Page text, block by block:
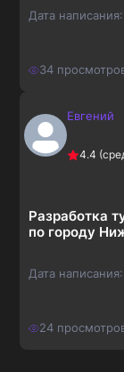
Дата написания:
34
650 ₽Евгений
4.4
Разработка
по городу
Дата написания:
24